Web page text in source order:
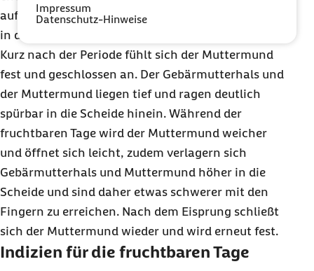
Impressum
Datenschutz-Hinweise
auf eine rundliche Struktur mit einer Art Grübchen
in der Mitte.
Kurz nach der Periode fühlt sich der Muttermund
fest und geschlossen an. Der Gebärmutterhals und
der Muttermund liegen tief und ragen deutlich
spürbar in die Scheide hinein. Während der
fruchtbaren Tage wird der Muttermund weicher
und öffnet sich leicht, zudem verlagern sich
Gebärmutterhals und Muttermund höher in die
Scheide und sind daher etwas schwerer mit den
Fingern zu erreichen. Nach dem Eisprung schließt
sich der Muttermund wieder und wird erneut fest.
Indizien für die fruchtbaren Tage